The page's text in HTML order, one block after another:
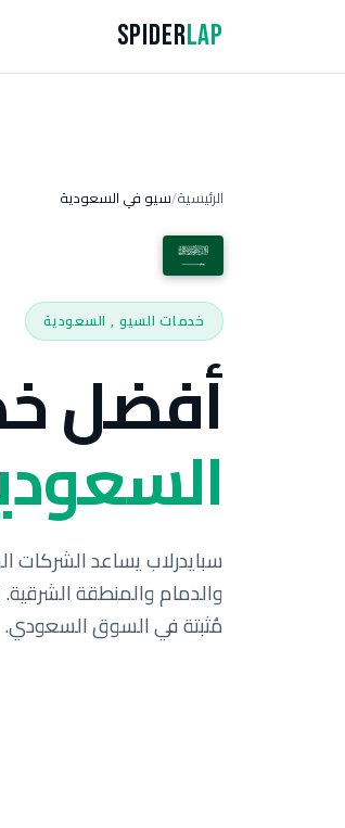
SpiderLap
الرئيسية/سيو في السعودية
خدمات السيو , السعودية
أفضل
مُثبتة في السوق السعودي.